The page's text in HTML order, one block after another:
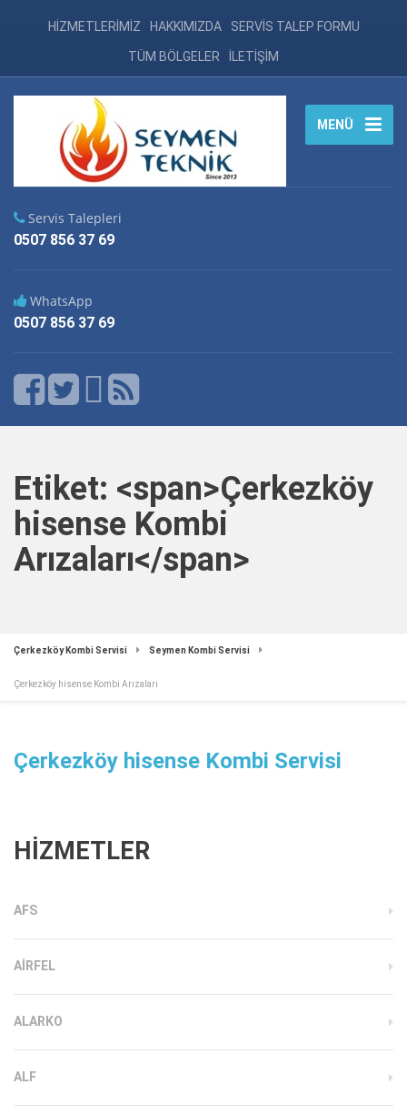
HİZMETLERİMİZ HAKKIMIZDA SERVİS TALEP FORMU
TÜM BÖLGELER İLETİŞİM
MENÜ
Servis Talepleri
0507 856 37 69
WhatsApp
0507 856 37 69
Etiket: <span>Çerkezköy
hisense Kombi
Arızaları</span>
Çerkezköy Kombi Servisi Seymen Kombi Servisi
Çerkezköy hisense Kombi Arızaları
Çerkezköy hisense Kombi Servisi
HİZMETLER
AFS
AIRFEL
ALARKO
ALF